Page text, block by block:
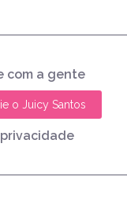
com a gente
o Juicy Santos